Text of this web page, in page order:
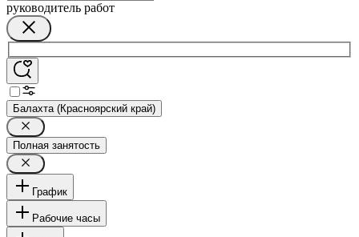
руководитель работ
Балахта (Красноярский край)
Полная занятость
График
Рабочие часы